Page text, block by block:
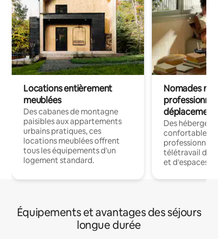
Locations entièrement
meublées
Des cabanes de montagne
paisibles aux appartements
urbains pratiques, ces
locations meublées offrent
tous les équipements d'un
logement standard.
Nomades
déplacement
Des
confortables
professionnels
télétravail
et d'espaces
Équipements et avantages des séjours
longue durée